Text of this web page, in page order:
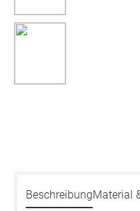
BeschreibungMaterial